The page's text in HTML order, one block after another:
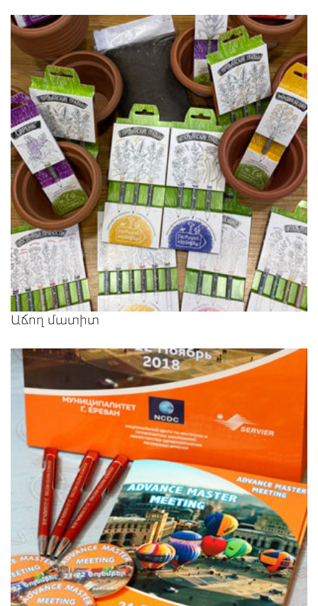
Աճող մատիտ